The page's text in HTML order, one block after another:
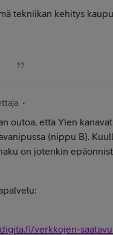
tekniikan kehitys
outoa, että Ylen
(nippu B).
on jotenkin
verkkojen-